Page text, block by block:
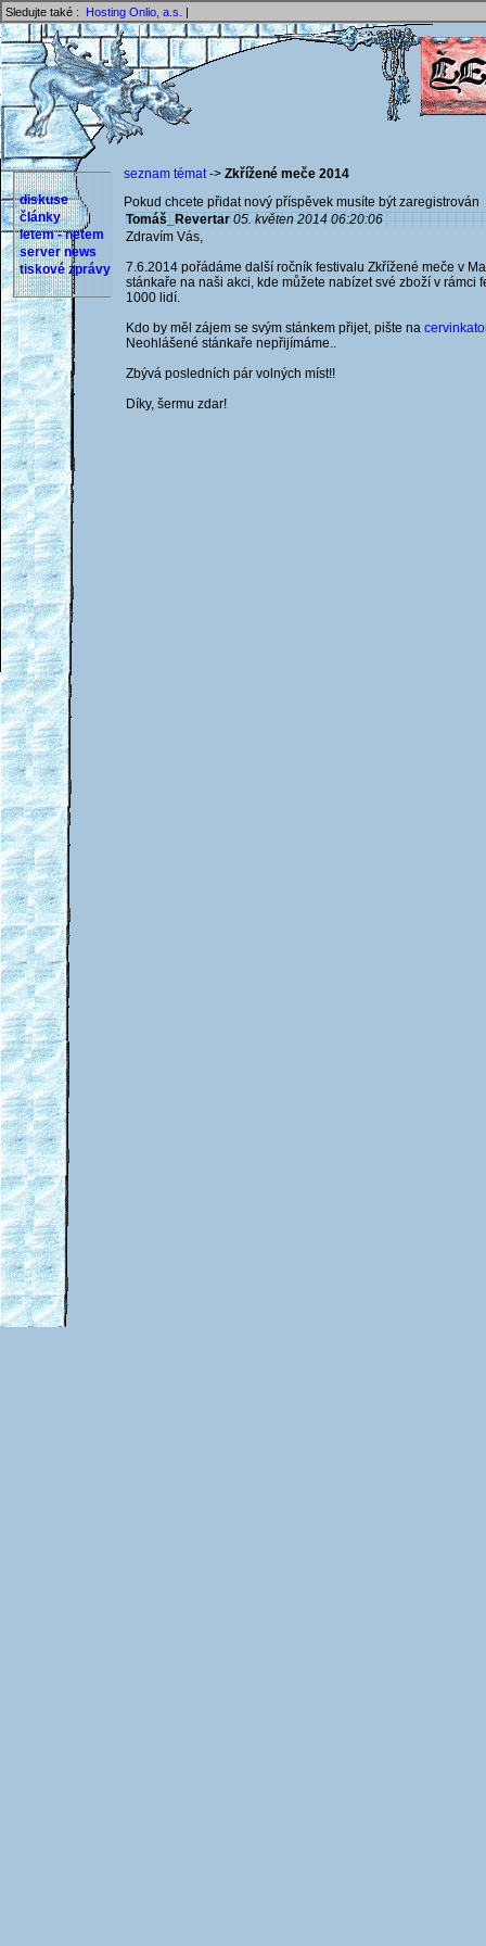
Sledujte také : Hosting Onlio, a.s. |
diskuse
články
letem - netem
server news
tiskové zprávy
seznam témat-> Zkřížené meče 2014
Pokud chcete přidat nový příspěvek musíte být
Tomáš_Revertar 05. květen 2014 06:20:06
Zdravím Vás,
7.6.2014 pořádáme další ročník festivalu Zkřížené meče v
stánkaře na naši akci, kde můžete nabízet své zboží v
1000 lidí.
Kdo by měl zájem se svým stánkem přijet, pište na
Neohlášené stánkaře nepřijímáme..
Zbývá posledních pár volných míst!!
Díky, šermu zdar!